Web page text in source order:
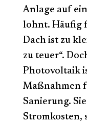
Anlage auf
lohnt. Häufig
Dach ist zu
zu teuer“.
Photovoltaik
Maßnahmen
Sanierung.
Stromkosten,